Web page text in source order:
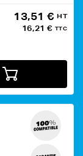
13,51 € HT
16,21 € TTC